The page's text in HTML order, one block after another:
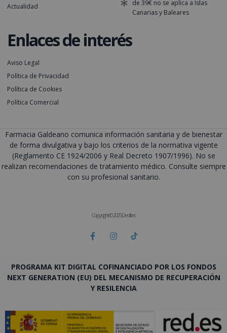
Actualidad
de 39€ no se aplica a Islas
Canarias y Baleares
Enlaces de interés
Aviso Legal
Política de Privacidad
Política de Cookies
Política Comercial
Farmacia Galdeano comunica información sanitaria y de bienestar
de forma divulgativa y bajo los criterios de la normativa vigente
(Reglamento CE 1924/2006 y Real Decreto 1907/1996). No se
realizan recomendaciones de tratamiento médico. Consulte siempre
con su profesional sanitario.
Copyright © 2025 Deditec
PROGRAMA KIT DIGITAL COFINANCIADO POR LOS FONDOS
NEXT GENERATION (EU) DEL MECANISMO DE RECUPERACIÓN
Y RESILENCIA